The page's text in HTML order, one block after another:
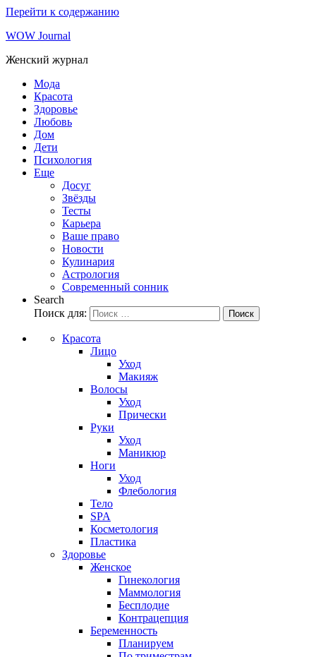
Перейти к содержанию
WOW Journal
Женский журнал
Мода
Красота
Здоровье
Любовь
Дом
Дети
Психология
Еще
Досуг
Звёзды
Тесты
Карьера
Ваше право
Новости
Кулинария
Астрология
Современный сонник
Search
Поиск для:
Поиск
Красота
Лицо
Уход
Макияж
Волосы
Уход
Прически
Руки
Уход
Маникюр
Ноги
Уход
Флебология
Тело
SPA
Косметология
Пластика
Здоровье
Женское
Гинекология
Маммология
Бесплодие
Контрацепция
Беременность
Планируем